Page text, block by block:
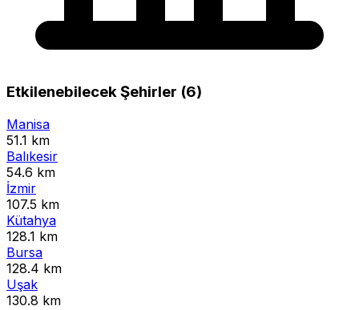
Etkilenebilecek Şehirler (6)
Manisa
51.1 km
Balıkesir
54.6 km
İzmir
107.5 km
Kütahya
128.1 km
Bursa
128.4 km
Uşak
130.8 km